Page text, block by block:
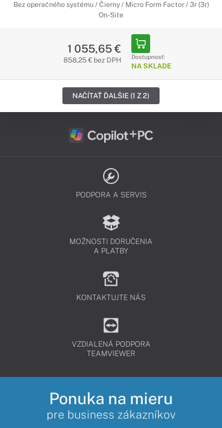
Bez operačného systému / Čierny / Micro Form Factor / 3r (3r)
On-Site
1 055,65 €
858,25 € bez DPH Dostupnosť:
NA SKLADE
NAČÍTAŤ ĎALŠIE (1 Z 2)
PODPORA A SERVIS
MOŽNOSTI DORUČENIA
A PLATBY
KONTAKTUJTE NÁS
VZDIALENÁ PODPORA
TEAMVIEWER
Ponuka na mieru
pre business zákazníkov